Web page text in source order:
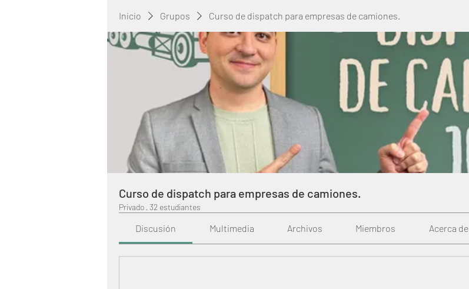
Inicio Grupos Curso de dispatch para empresas de camiones.
Curso de dispatch para empresas de camiones.
Privado · 32 estudiantes
Discusión Multimedia Archivos Miembros Acerca de